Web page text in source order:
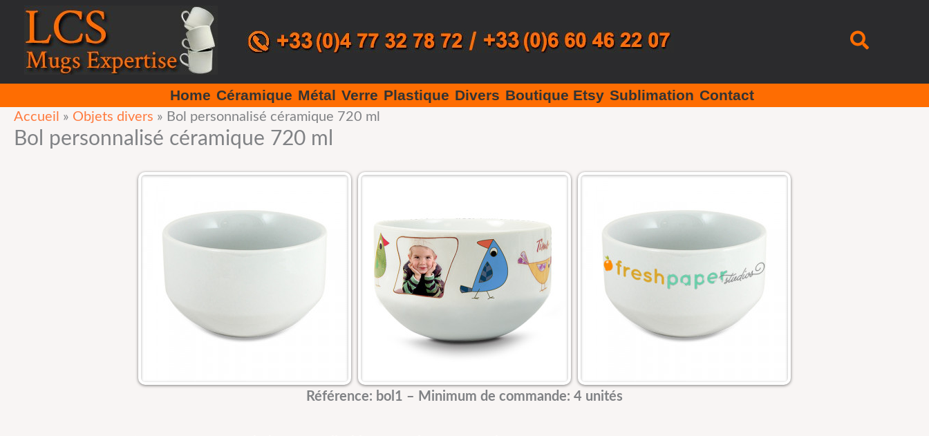
Aller
contenu
Home Céramique Métal Verre Plastique Divers Boutique Etsy Sublimation Contact
Accueil » Objets divers » Bol personnalisé céramique 720 ml
Bol personnalisé céramique 720 ml
Référence: bol1 – Minimum de commande: 4 unités